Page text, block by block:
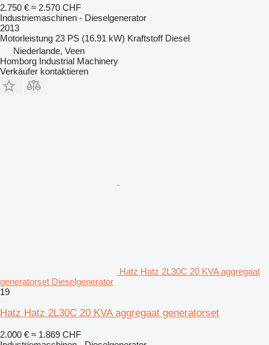
2.750 € ≈ 2.570 CHF
Industriemaschinen - Dieselgenerator
2013
Motorleistung 23 PS (16.91 kW) Kraftstoff Diesel
Niederlande, Veen
Homborg Industrial Machinery
Verkäufer kontaktieren
Hatz Hatz 2L30C 20 KVA aggregaat
generatorset Dieselgenerator
19
Hatz Hatz 2L30C 20 KVA aggregaat generatorset
2.000 € ≈ 1.869 CHF